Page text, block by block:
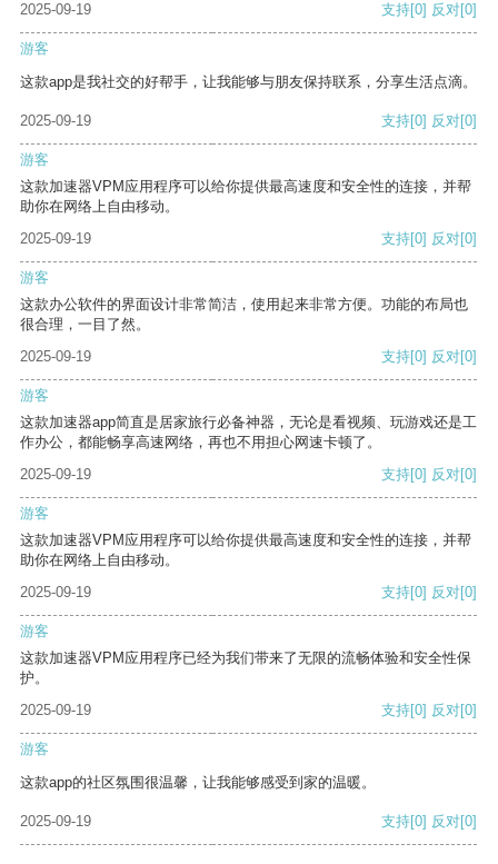
2025-09-19
支持[0] 反对[0]
游客
这款app是我社交的好帮手，让我能够与朋友保持联系，分享生活点滴。
2025-09-19 支持[0] 反对[0]
游客
这款加速器VPM应用程序可以给你提供最高速度和安全性的连接，并帮
助你在网络上自由移动。
2025-09-19
支持[0] 反对[0]
游客
这款办公软件的界面设计非常简洁，使用起来非常方便。功能的布局也
很合理，一目了然。
2025-09-19
支持[0] 反对[0]
游客
这款加速器app简直是居家旅行必备神器，无论是看视频、玩游戏还是工
作办公，都能畅享高速网络，再也不用担心网速卡顿了。
2025-09-19
支持[0] 反对[0]
游客
这款加速器VPM应用程序可以给你提供最高速度和安全性的连接，并帮
助你在网络上自由移动。
2025-09-19
支持[0] 反对[0]
游客
这款加速器VPM应用程序已经为我们带来了无限的流畅体验和安全性保
护。
2025-09-19
支持[0] 反对[0]
游客
这款app的社区氛围很温馨，让我能够感受到家的温暖。
2025-09-19 支持[0] 反对[0]